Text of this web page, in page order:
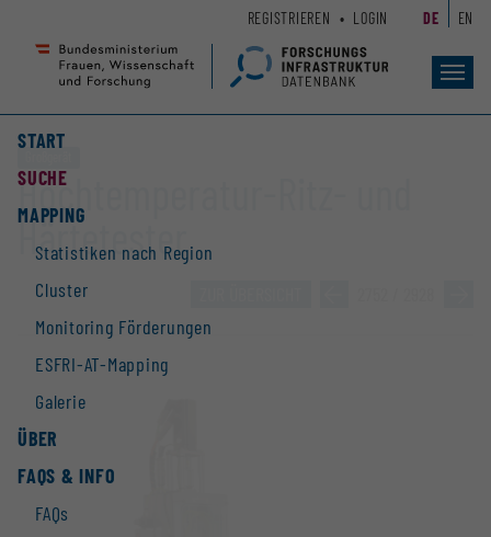
Seiteninhalt
Accesskey
Hauptnavigation
Accesskey
START
SUCHE
MAPPING
Statistiken nach Region
Cluster
Monitoring Förderungen
ESFRI-AT-Mapping
Galerie
ÜBER
FAQS & INFO
FAQs
REGISTRIEREN LOGIN DE EN
Hochtemperatur-Ritz- und
Härtetester